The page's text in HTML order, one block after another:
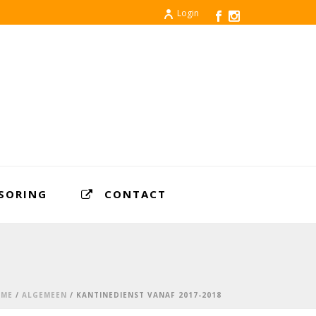
Login
CONTACT
/ ALGEMEEN / KANTINEDIENST VANAF 2017-2018